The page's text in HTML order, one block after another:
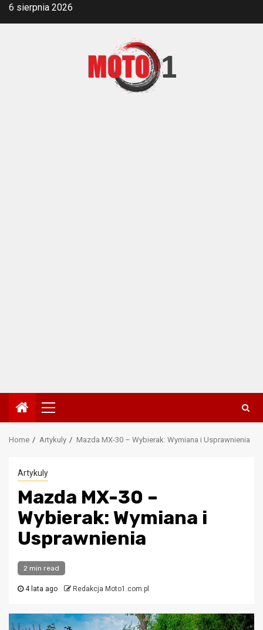
Skip6 sierpnia 2026
Primary
Menu
Home Artykuly Mazda MX-30 – Wybierak: Wymiana i Usprawnienia
Artykuly
Mazda MX-30 –
Wybierak: Wymiana i
Usprawnienia
2 min read
4 lata ago Redakcja Moto1.com.pl